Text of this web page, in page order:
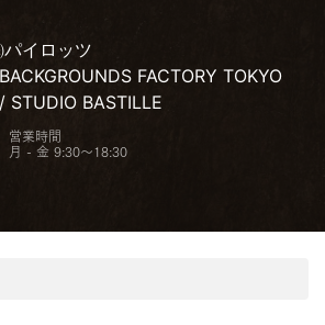
パイロッツ
FACTORY TOKYO
STUDIO BASTILLE
営業時間
月 - 金 9:30〜18:30